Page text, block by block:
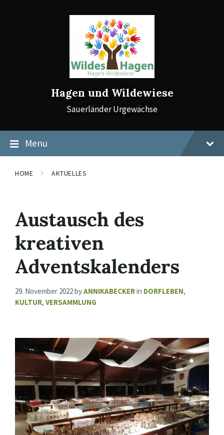
Hagen und Wildewiese
Sauerländer Urgewächse
Menu
HOME AKTUELLES
Austausch des
kreativen
Adventskalenders
29. November 2022byANNIKABECKERin DORFLEBEN,
KULTUR, VERSAMMLUNG